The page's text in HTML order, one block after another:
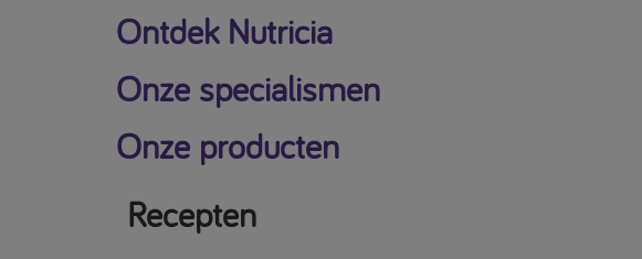
Ontdek Nutricia
Onze specialismen
Onze producten
Recepten